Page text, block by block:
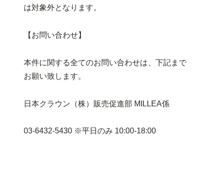
は対象外となります。
【お問い合わせ】
本件に関する全てのお問い合わせは、下記まで
お願い致します。
日本クラウン（株）販売促進部 MILLEA係
03-6432-5430 ※平日のみ 10:00-18:00